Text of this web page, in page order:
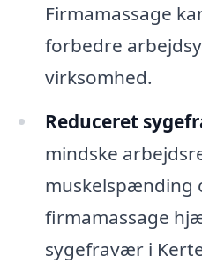
Firmamassage
forbedre
virksomhed.
Reduceret
mindske
muskelspænding
firmamassage
sygefravær i